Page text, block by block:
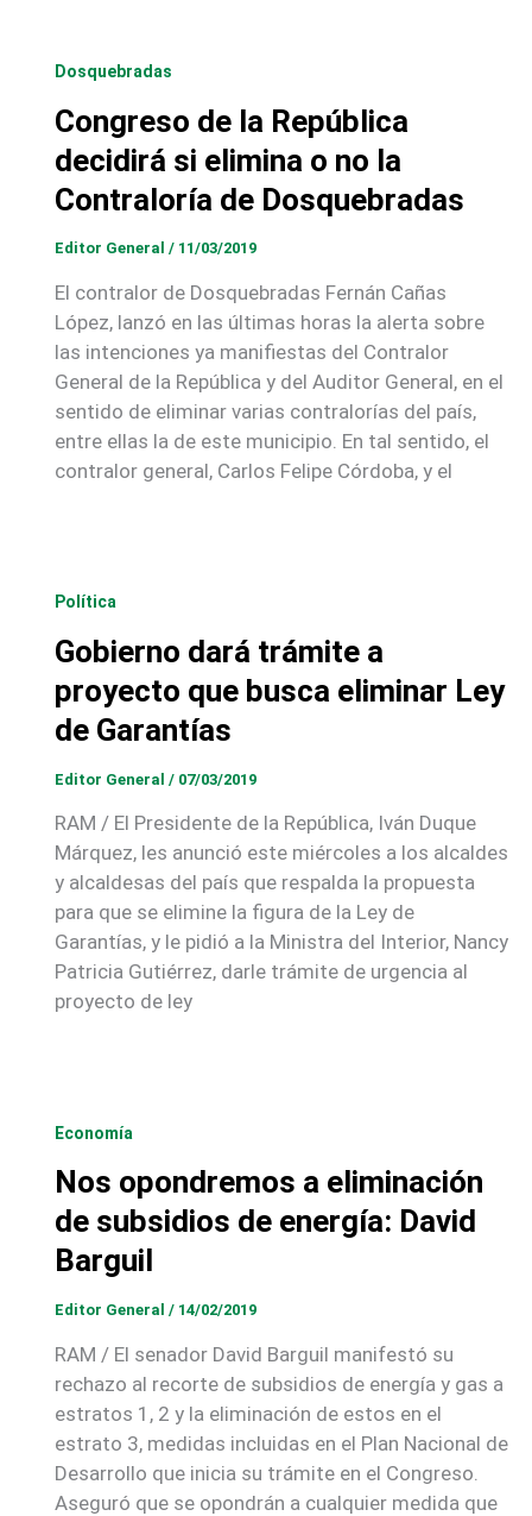
Dosquebradas
Congreso de la República
decidirá si elimina o no la
Contraloría de Dosquebradas
Editor General / 11/03/2019
El contralor de Dosquebradas Fernán Cañas
López, lanzó en las últimas horas la alerta sobre
las intenciones ya manifiestas del Contralor
General de la República y del Auditor General, en el
sentido de eliminar varias contralorías del país,
entre ellas la de este municipio. En tal sentido, el
contralor general, Carlos Felipe Córdoba, y el
Política
Gobierno dará trámite a
proyecto que busca eliminar Ley
de Garantías
Editor General / 07/03/2019
RAM / El Presidente de la República, Iván Duque
Márquez, les anunció este miércoles a los alcaldes
y alcaldesas del país que respalda la propuesta
para que se elimine la figura de la Ley de
Garantías, y le pidió a la Ministra del Interior, Nancy
Patricia Gutiérrez, darle trámite de urgencia al
proyecto de ley
Economía
Nos opondremos a eliminación
de subsidios de energía: David
Barguil
Editor General / 14/02/2019
RAM / El senador David Barguil manifestó su
rechazo al recorte de subsidios de energía y gas a
estratos 1, 2 y la eliminación de estos en el
estrato 3, medidas incluidas en el Plan Nacional de
Desarrollo que inicia su trámite en el Congreso.
Aseguró que se opondrán a cualquier medida que